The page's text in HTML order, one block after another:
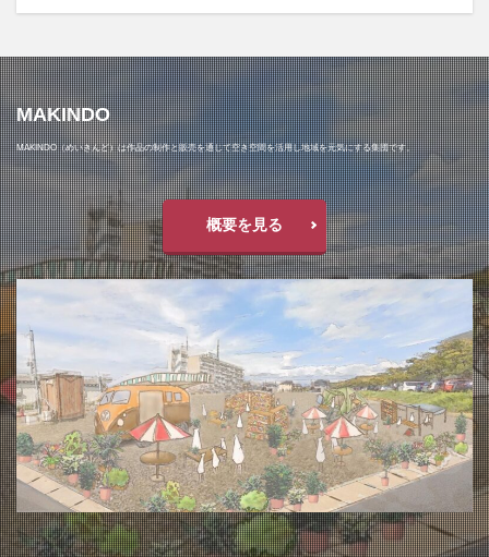
MAKINDO
MAKINDO（めいきんど）は作品の制作と販売を通じて空き空間を活用し地域を元気にする集団です。
概要を見る